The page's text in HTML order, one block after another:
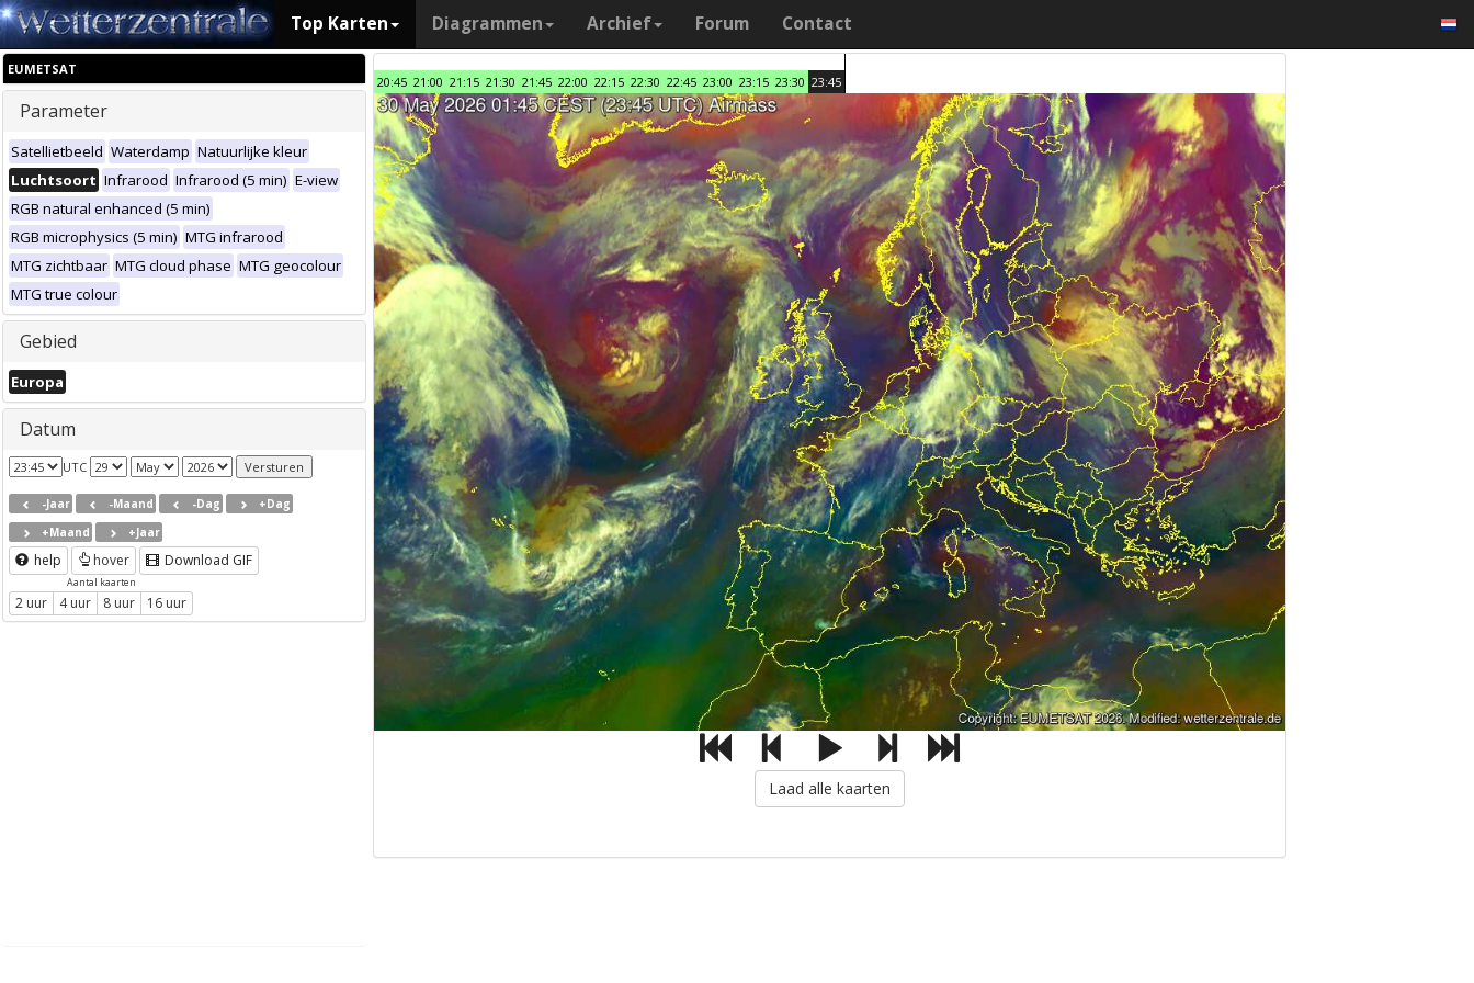
Top Karten Diagrammen Archief Forum Contact
EUMETSAT
Parameter
Satellietbeeld Waterdamp Natuurlijke kleur
Luchtsoort Infrarood Infrarood (5 min) E-view
RGB natural enhanced (5 min)
RGB microphysics (5 min) MTG infrarood
MTG zichtbaar MTG cloud phase MTG geocolour
MTG true colour
Gebied
Europa
Datum
UTC
-Jaar -Maand -Dag
+Dag
+Maand
+Jaar
help hover Download GIF
Aantal kaarten
2 uur 4 uur 8 uur 16 uur
20:45 21:00 21:15 21:30 21:45 22:00 22:15 22:30 22:45 23:00 23:15 23:30 23:45
Laad alle kaarten